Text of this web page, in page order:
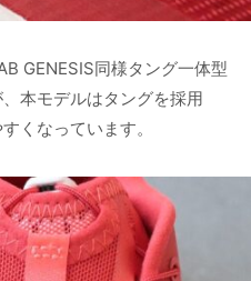
GENESIS同様タング一体型
本モデルはタングを採用
くなっています。